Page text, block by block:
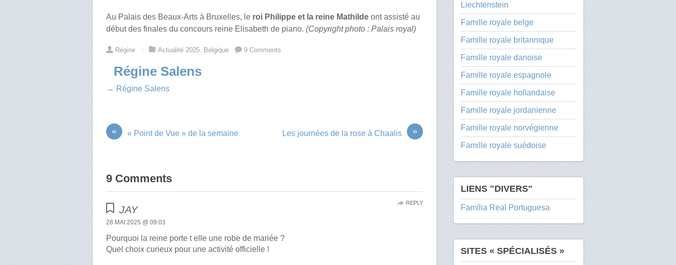
Au Palais des Beaux-Arts à Bruxelles, le roi Philippe et la reine Mathilde ont assisté au
début des finales du concours reine Elisabeth de piano.(Copyright photo : Palais royal)
Régine ⋅ Actualité 2025, Belgique 9 Comments
Régine Salens
→ Régine Salens
« « Point de Vue » de la semaine »
Les journées de la rose à Chaalis
9 Comments
JAY
28 MAI 2025 @ 09:03
Pourquoi la reine porte t elle une robe de mariée ?
Quel choix curieux pour une activité officielle !
REPLY
Liechtenstein
Famille royale belge
Famille royale britannique
Famille royale danoise
Famille royale espagnole
Famille royale hollandaise
Famille royale jordanienne
Famille royale norvégienne
Famille royale suédoise
LIENS "DIVERS"
Família Real Portuguesa
SITES « SPÉCIALISÉS »